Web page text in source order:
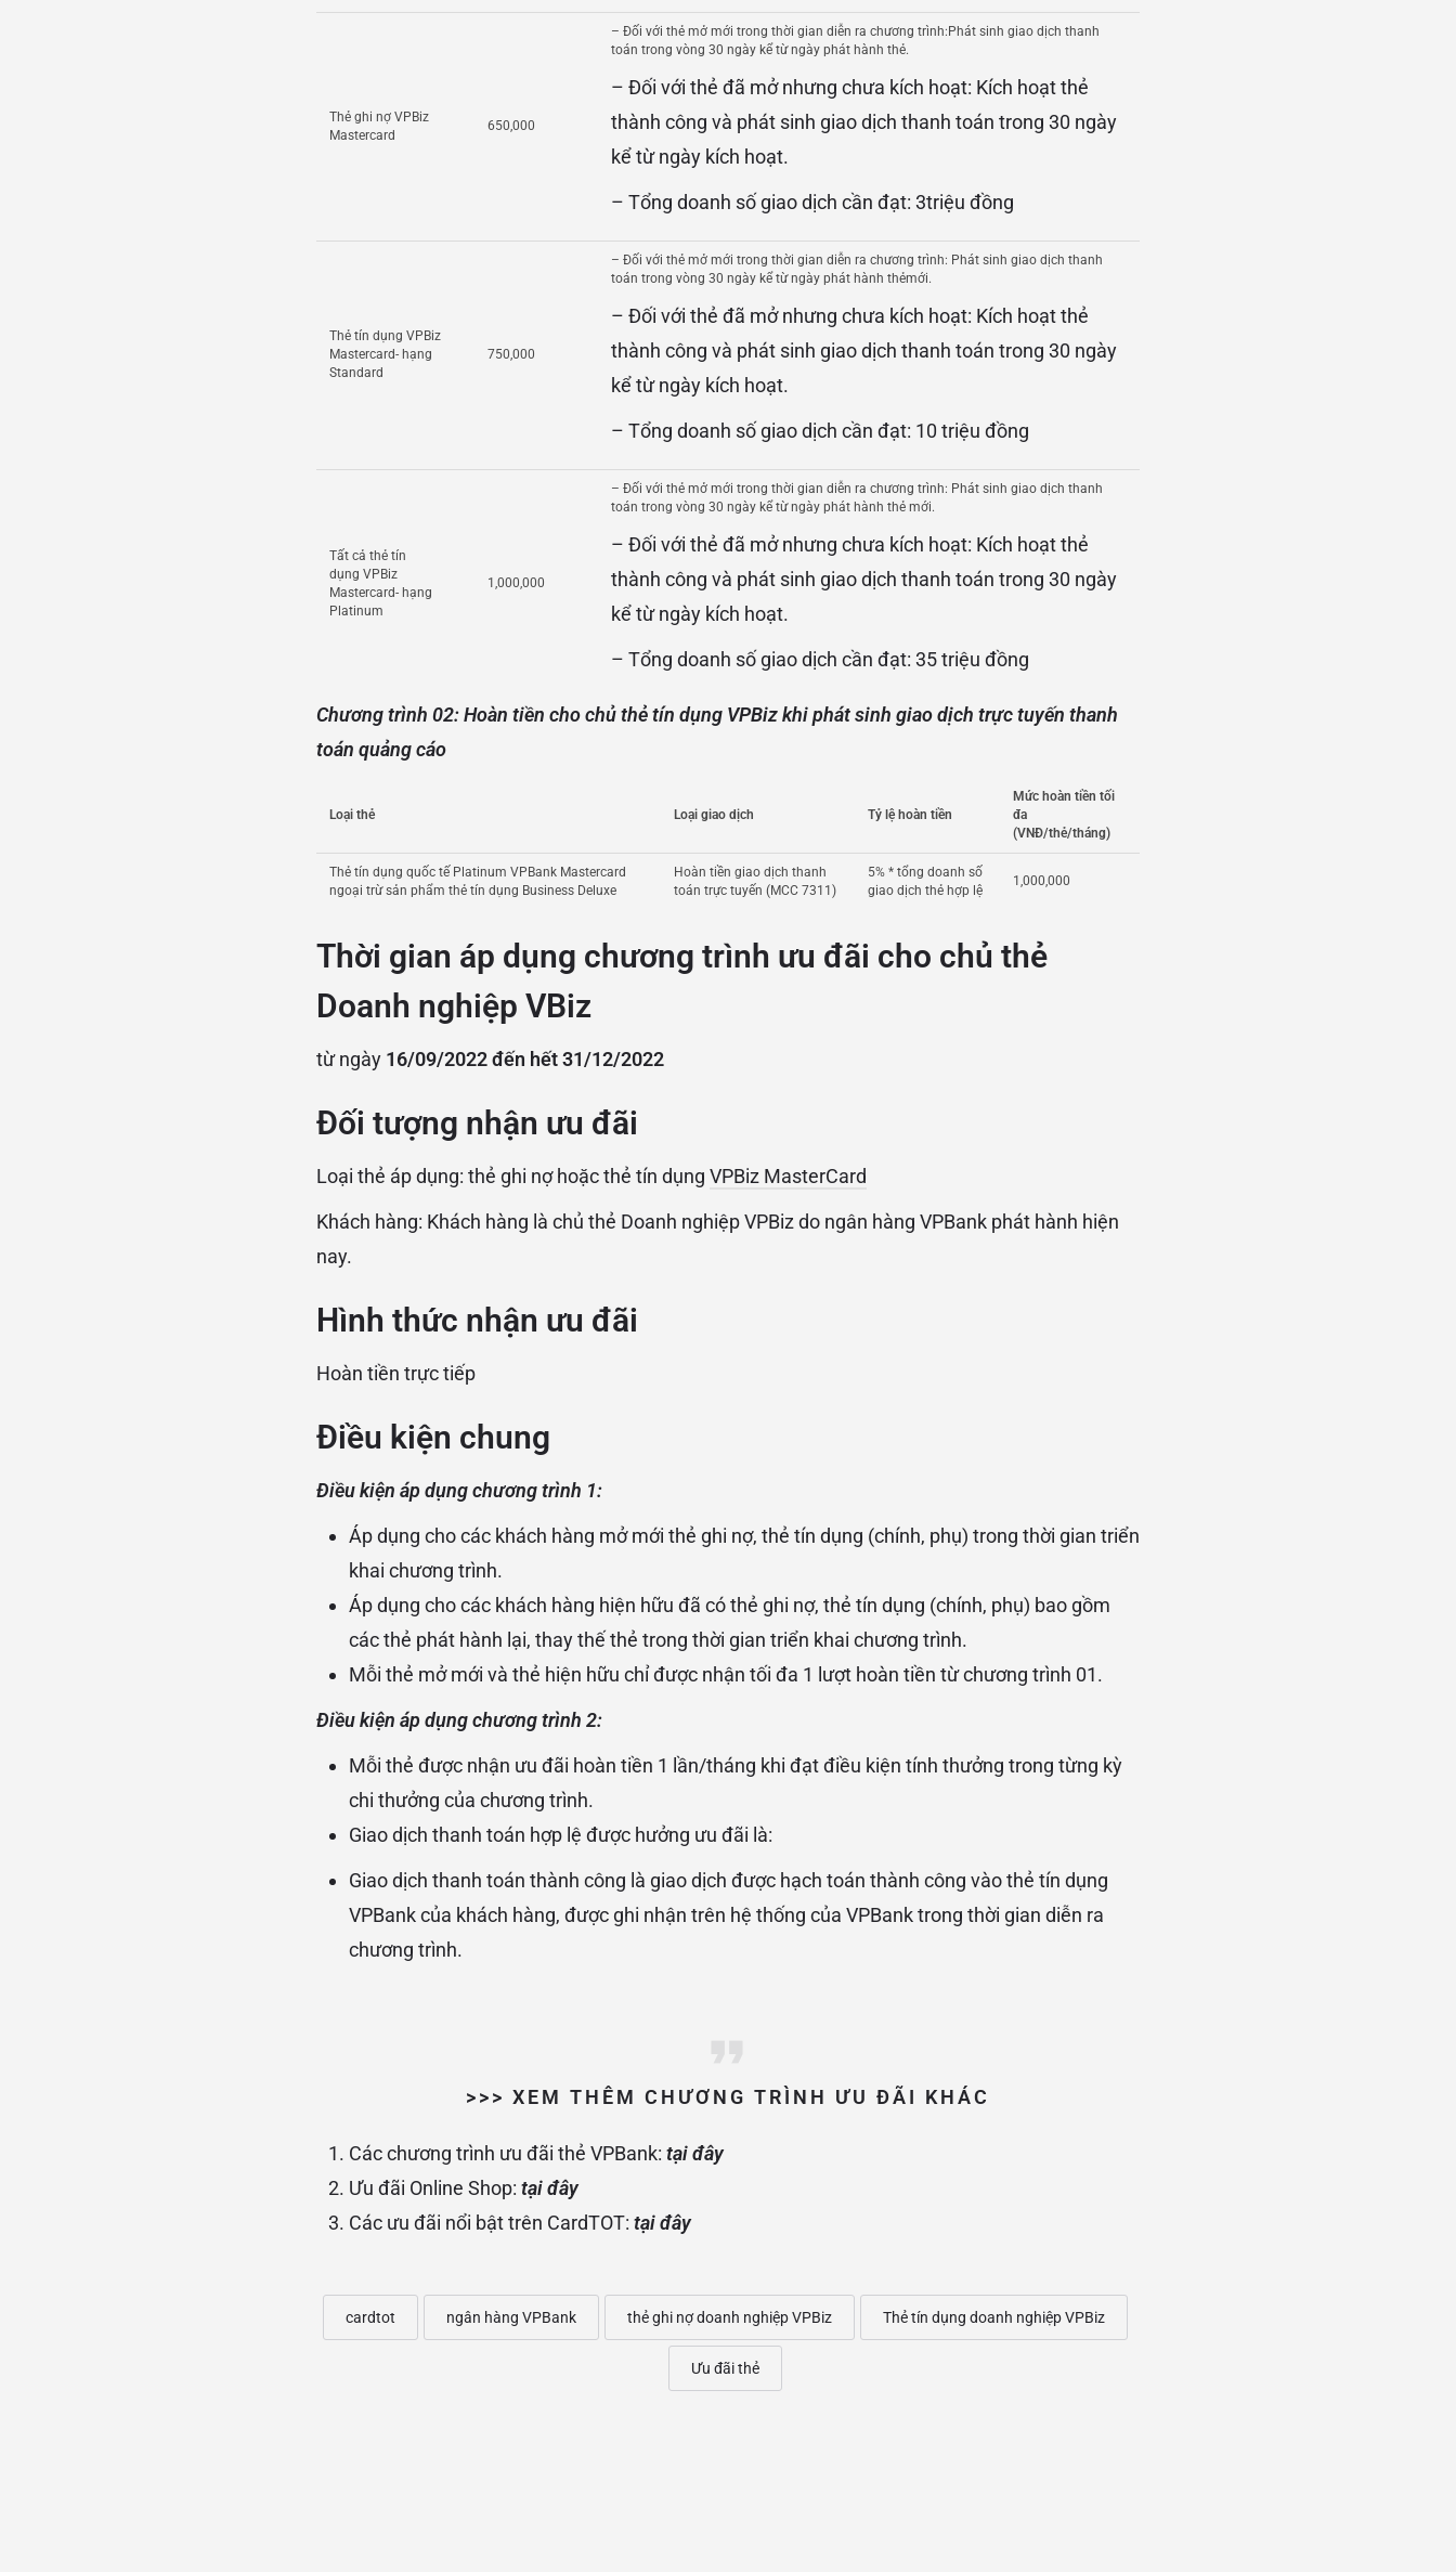
Thẻ ghi nợ VPBiz
Mastercard
650,000
– Đối với thẻ mở mới trong thời gian diễn ra chương trình:Phát sinh giao dịch thanh
toán trong vòng 30 ngày kể từ ngày phát hành thẻ.
– Đối với thẻ đã mở nhưng chưa kích hoạt: Kích hoạt thẻ
thành công và phát sinh giao dịch thanh toán trong 30 ngày
kể từ ngày kích hoạt.
– Tổng doanh số giao dịch cần đạt: 3triệu đồng
Thẻ tín dụng VPBiz
Mastercard- hạng
Standard
750,000
– Đối với thẻ mở mới trong thời gian diễn ra chương trình: Phát sinh giao dịch thanh
toán trong vòng 30 ngày kể từ ngày phát hành thẻmới.
– Đối với thẻ đã mở nhưng chưa kích hoạt: Kích hoạt thẻ
thành công và phát sinh giao dịch thanh toán trong 30 ngày
kể từ ngày kích hoạt.
– Tổng doanh số giao dịch cần đạt: 10 triệu đồng
Tất cả thẻ tín
dụng VPBiz
Mastercard- hạng
Platinum
1,000,000
– Đối với thẻ mở mới trong thời gian diễn ra chương trình: Phát sinh giao dịch thanh
toán trong vòng 30 ngày kể từ ngày phát hành thẻ mới.
– Đối với thẻ đã mở nhưng chưa kích hoạt: Kích hoạt thẻ
thành công và phát sinh giao dịch thanh toán trong 30 ngày
kể từ ngày kích hoạt.
– Tổng doanh số giao dịch cần đạt: 35 triệu đồng
Chương trình 02: Hoàn tiền cho chủ thẻ tín dụng VPBiz khi phát sinh giao dịch trực tuyến thanh
toán quảng cáo
Loại thẻ Loại giao dịch Tỷ lệ hoàn tiền
Mức hoàn tiền tối
đa
(VNĐ/thẻ/tháng)
Thẻ tín dụng quốc tế Platinum VPBank Mastercard
ngoại trừ sản phẩm thẻ tín dụng Business Deluxe
Hoàn tiền giao dịch thanh
toán trực tuyến (MCC 7311)
5% * tổng doanh số
giao dịch thẻ hợp lệ
1,000,000
Thời gian áp dụng chương trình ưu đãi cho chủ thẻ
Doanh nghiệp VBiz
từ ngày 16/09/2022 đến hết 31/12/2022
Đối tượng nhận ưu đãi
Loại thẻ áp dụng: thẻ ghi nợ hoặc thẻ tín dụng VPBiz MasterCard
Khách hàng: Khách hàng là chủ thẻ Doanh nghiệp VPBiz do ngân hàng VPBank phát hành hiện
nay.
Hình thức nhận ưu đãi
Hoàn tiền trực tiếp
Điều kiện chung
Điều kiện áp dụng chương trình 1:
Áp dụng cho các khách hàng mở mới thẻ ghi nợ, thẻ tín dụng (chính, phụ) trong thời gian triển
khai chương trình.
Áp dụng cho các khách hàng hiện hữu đã có thẻ ghi nợ, thẻ tín dụng (chính, phụ) bao gồm
các thẻ phát hành lại, thay thế thẻ trong thời gian triển khai chương trình.
Mỗi thẻ mở mới và thẻ hiện hữu chỉ được nhận tối đa 1 lượt hoàn tiền từ chương trình 01.
Điều kiện áp dụng chương trình 2:
Mỗi thẻ được nhận ưu đãi hoàn tiền 1 lần/tháng khi đạt điều kiện tính thưởng trong từng kỳ
chi thưởng của chương trình.
Giao dịch thanh toán hợp lệ được hưởng ưu đãi là:
Giao dịch thanh toán thành công là giao dịch được hạch toán thành công vào thẻ tín dụng
VPBank của khách hàng, được ghi nhận trên hệ thống của VPBank trong thời gian diễn ra
chương trình.
>>> XEM THÊM CHƯƠNG TRÌNH ƯU ĐÃI KHÁC
Các chương trình ưu đãi thẻ VPBank: tại đây
Ưu đãi Online Shop: tại đây
Các ưu đãi nổi bật trên CardTOT: tại đây
cardtot ngân hàng VPBank thẻ ghi nợ doanh nghiệp VPBiz Thẻ tín dụng doanh nghiệp VPBiz
Ưu đãi thẻ